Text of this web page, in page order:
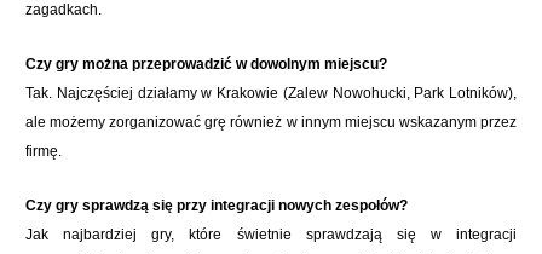
zagadkach.
Czy gry można przeprowadzić w dowolnym miejscu?
Tak. Najczęściej działamy w Krakowie (Zalew Nowohucki, Park Lotników),
ale możemy zorganizować grę również w innym miejscu wskazanym przez
firmę.
Czy gry sprawdzą się przy integracji nowych zespołów?
Jak najbardziej gry, które świetnie sprawdzają się w integracji